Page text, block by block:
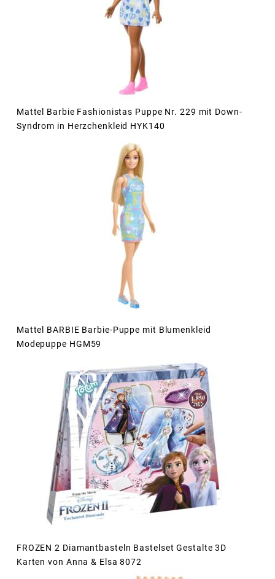
Mattel Barbie Fashionistas Puppe Nr. 229 mit Down-
Syndrom in Herzchenkleid HYK140
Mattel BARBIE Barbie-Puppe mit Blumenkleid
Modepuppe HGM59
FROZEN 2 Diamantbasteln Bastelset Gestalte 3D
Karten von Anna & Elsa 8072